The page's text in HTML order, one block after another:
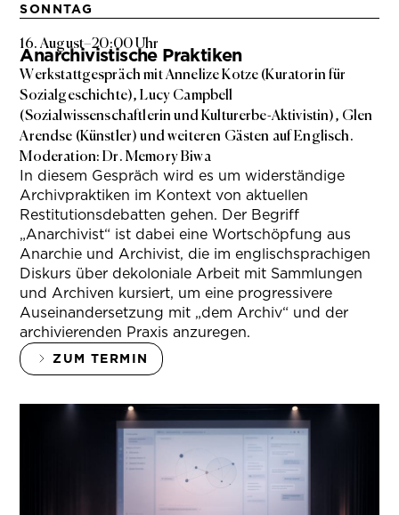
SONNTAG
16. August–20:00 Uhr
Anarchivistische Praktiken
Werkstattgespräch mit Annelize Kotze (Kuratorin für
Sozialgeschichte), Lucy Campbell
(Sozialwissenschaftlerin und Kulturerbe-Aktivistin), Glen
Arendse (Künstler) und weiteren Gästen auf Englisch.
Moderation: Dr. Memory Biwa
In diesem Gespräch wird es um widerständige
Archivpraktiken im Kontext von aktuellen
Restitutionsdebatten gehen. Der Begriff
„Anarchivist“ ist dabei eine Wortschöpfung aus
Anarchie und Archivist, die im englischsprachigen
Diskurs über dekoloniale Arbeit mit Sammlungen
und Archiven kursiert, um eine progressivere
Auseinandersetzung mit „dem Archiv“ und der
archivierenden Praxis anzuregen.
ZUM TERMIN